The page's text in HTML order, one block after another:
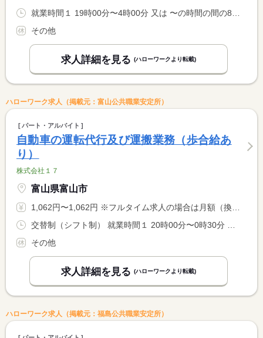
就業時間１ 19時00分〜4時00分 又は 〜の時間の間の8時間程度
その他
求人詳細を見る (ハローワークより転載)
ハローワーク求人（掲載元：富山公共職業安定所）
パート・アルバイト
自動車の運転代行及び運搬業務（歩合給あ
り）
株式会社１７
富山県富山市
1,062円〜1,062円 ※フルタイム求人の場合は月額（換算額）、パート求人の場合は時間額を表示しています。
交替制（シフト制） 就業時間１ 20時00分〜0時30分 就業時間２ 20時00分〜5時00分 就業時間３ 0時30分〜5時00分 就業時間に関する特記事項 ＊休憩時間は、法令どおり付与。
その他
求人詳細を見る (ハローワークより転載)
ハローワーク求人（掲載元：福島公共職業安定所）